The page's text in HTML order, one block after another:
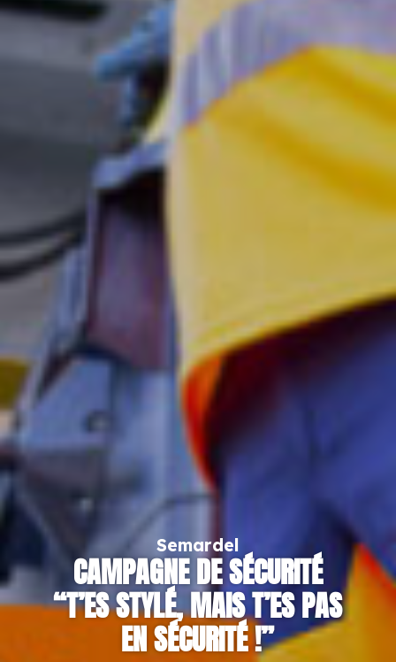
Semardel
CAMPAGNE DE SÉCURITÉ
“T’ES STYLÉ, MAIS T’ES PAS
EN SÉCURITÉ !”